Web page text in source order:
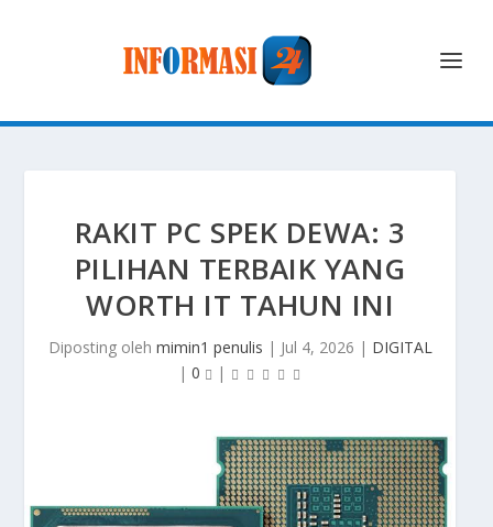
RAKIT PC SPEK DEWA: 3
PILIHAN TERBAIK YANG
WORTH IT TAHUN INI
Diposting oleh mimin1 penulis | Jul 4, 2026 | DIGITAL
| 0 |